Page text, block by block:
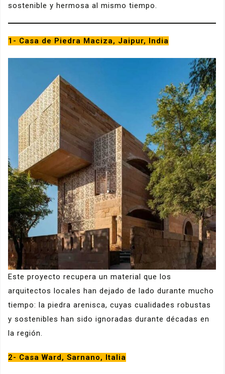
sostenible y hermosa al mismo tiempo.
1- Casa de Piedra Maciza, Jaipur, India
Este proyecto recupera un material que los
arquitectos locales han dejado de lado durante mucho
tiempo: la piedra arenisca, cuyas cualidades robustas
y sostenibles han sido ignoradas durante décadas en
la región.
2- Casa Ward, Sarnano, Italia